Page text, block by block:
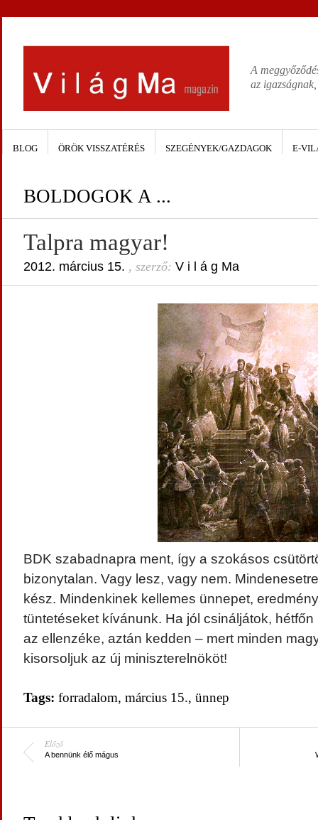
A
az
BLOG ÖRÖK VISSZATÉRÉS SZEGÉNYEK/GAZDAGOK E-
BOLDOGOK A ...
Talpra magyar!
2012. március 15. , szerző: V i l á g Ma
BDK szabadnapra ment, így a szokásos
bizonytalan. Vagy lesz, vagy nem.
kész. Mindenkinek kellemes ünnepet,
tüntetéseket kívánunk. Ha jól csináljátok,
az ellenzéke, aztán kedden – mert minden
kisorsoljuk az új miniszterelnököt!
Tags: forradalom, március 15., ünnep
Előző
A bennünk élő mágus